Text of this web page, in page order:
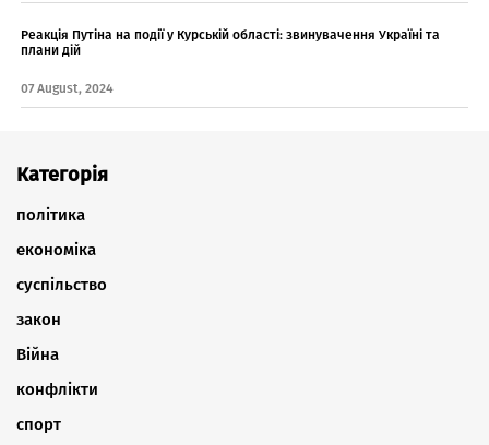
Реакція Путіна на події у Курській області: звинувачення Україні та
плани дій
07 August, 2024
Категорія
політика
економіка
суспільство
закон
Війна
конфлікти
спорт